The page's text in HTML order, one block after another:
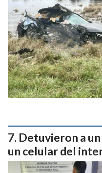
Detuvieron a
un celular del